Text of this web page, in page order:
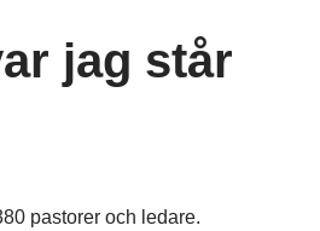
jag står
pastorer och ledare.